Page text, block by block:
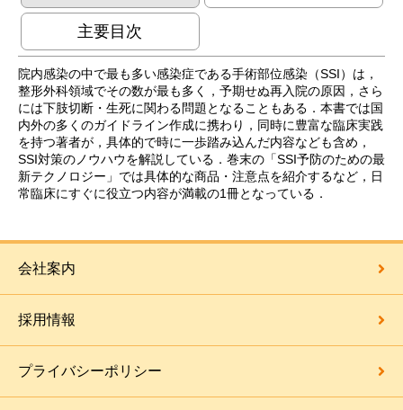
主要目次
院内感染の中で最も多い感染症である手術部位感染（SSI）は，
整形外科領域でその数が最も多く，予期せぬ再入院の原因，さら
には下肢切断・生死に関わる問題となることもある．本書では国
内外の多くのガイドライン作成に携わり，同時に豊富な臨床実践
を持つ著者が，具体的で時に一歩踏み込んだ内容なども含め，
SSI対策のノウハウを解説している．巻末の「SSI予防のための最
新テクノロジー」では具体的な商品・注意点を紹介するなど，日
常臨床にすぐに役立つ内容が満載の1冊となっている．
会社案内
採用情報
プライバシーポリシー